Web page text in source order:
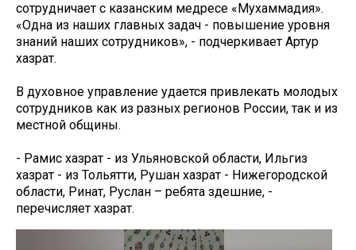
сотрудничает с казанским медресе «Мухаммадия».
«Одна из наших главных задач - повышение уровня
знаний наших сотрудников», - подчеркивает Артур
хазрат.
В духовное управление удается привлекать молодых
сотрудников как из разных регионов России, так и из
местной общины.
- Рамис хазрат - из Ульяновской области, Ильгиз
хазрат - из Тольятти, Рушан хазрат - Нижегородской
области, Ринат, Руслан – ребята здешние, -
перечисляет хазрат.